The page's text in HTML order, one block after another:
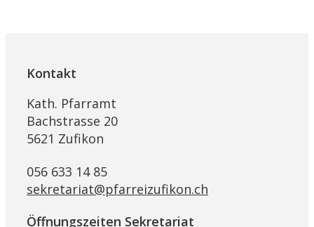
Kontakt
Kath. Pfarramt
Bachstrasse 20
5621 Zufikon
056 633 14 85
sekretariat@pfarreizufikon.ch
Öffnungszeiten Sekretariat